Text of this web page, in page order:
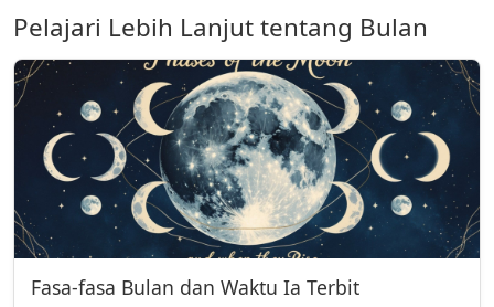
Pelajari Lebih Lanjut tentang Bulan
Fasa-fasa Bulan dan Waktu Ia Terbit